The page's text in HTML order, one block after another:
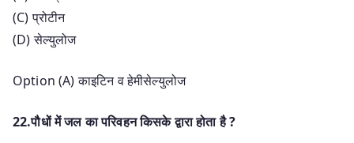
(C) प्रोटीन
(D) सेल्युलोज
Option (A) काइटिन व हेमीसेल्युलोज
22.पौधों में जल का परिवहन किसके द्वारा होता है ?